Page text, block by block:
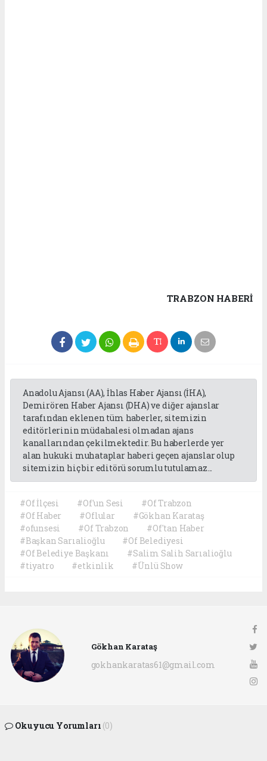
TRABZON HABERİ
Anadolu Ajansı (AA), İhlas Haber Ajansı (İHA),
Demirören Haber Ajansı (DHA) ve diğer ajanslar
tarafından eklenen tüm haberler, sitemizin
editörlerinin müdahalesi olmadan ajans
kanallarından çekilmektedir. Bu haberlerde yer
alan hukuki muhataplar haberi geçen ajanslar olup
sitemizin hiç bir editörü sorumlu tutulamaz...
#Of İlçesi #Of'un Sesi
#Of Trabzon
#Of Haber
#Oflular
#Gökhan Karataş
#ofunsesi
#Of Trabzon
#Of'tan Haber
#Başkan Sarıalioğlu
#Of Belediyesi
#Of Belediye Başkanı
#Salim Salih Sarıalioğlu
#tiyatro
#etkinlik #Ünlü Show
Gökhan Karataş
gokhankaratas61@gmail.com
Okuyucu Yorumları (0)